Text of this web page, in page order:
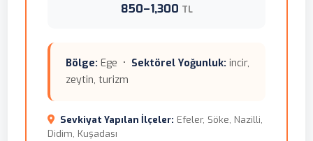
850–1,300 TL
Bölge: Ege • Sektörel Yoğunluk: incir,
zeytin, turizm
Sevkiyat Yapılan İlçeler: Efeler, Söke, Nazilli,
Didim, Kuşadası